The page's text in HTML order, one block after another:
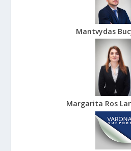
Mantvydas
Margarita Ros